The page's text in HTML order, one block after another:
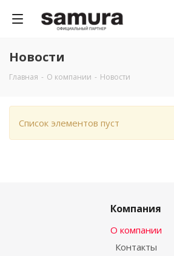
Новости
Главная - О компании - Новости
Список элементов пуст
Компания
О компании
Контакты